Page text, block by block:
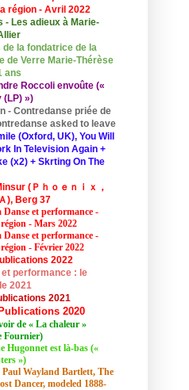
région - Avril 2022
- Les adieux à Marie-
de la fondatrice de la
de Verre Marie-Thérèse
ans
Roccoli envoûte («
(LP) »)
- Contredanse priée de
asked to leave
(Oxford, UK), You Will
In Television Again +
(x2) + Skrting On The
(Ｐｈｏｅｎｉｘ，
), Berg 37
Danse et performance -
- Mars 2022
Danse et performance -
- Février 2022
2022
performance : le
2021
2021
2020
de « La chaleur »
Fournier)
Hugonnet est là-bas («
»)
Wayland Bartlett, The
Dancer, modeled 1888-